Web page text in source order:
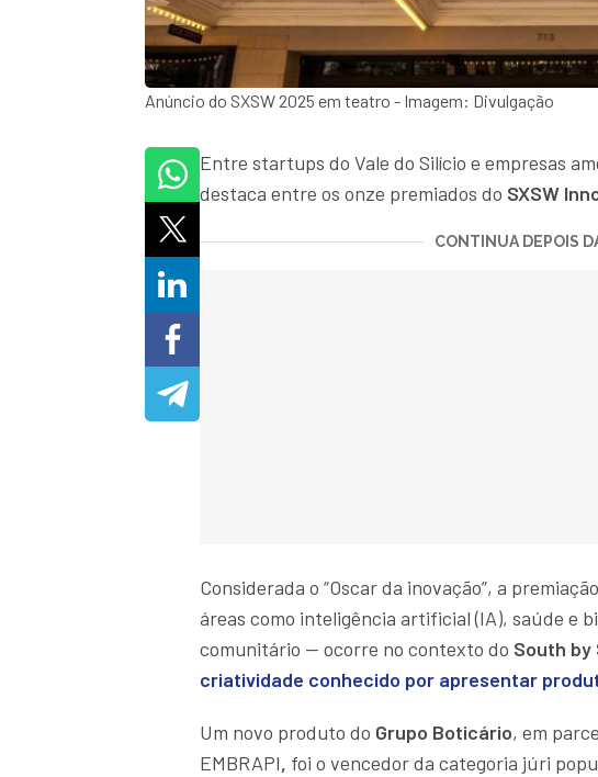
Anúncio do SXSW 2025 em teatro - Imagem: Divulgação
Entre startups do Vale do Silício e empresas
destaca entre os onze premiados do SXSW
CONTINUA DEPOIS
Considerada o “Oscar da inovação”, a
áreas como inteligência artificial (IA), saúde e
comunitário — ocorre no contexto do South
criatividade conhecido por apresentar
Um novo produto do Grupo Boticário, em
EMBRAPI, foi o vencedor da categoria júri